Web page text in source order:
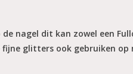
nagel dit kan zowel een
glitters ook gebruiken op